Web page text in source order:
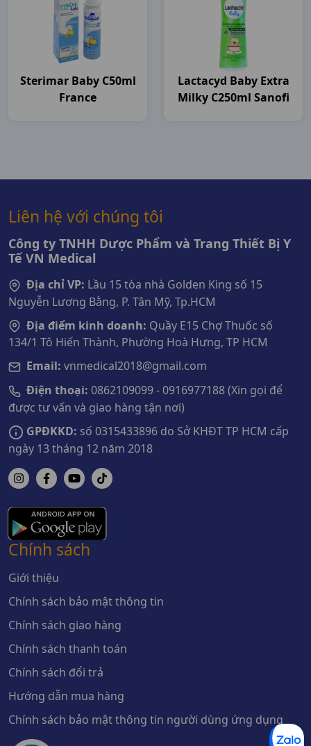
Sterimar Baby C50ml
France
Lactacyd Baby Extra
Milky C250ml Sanofi
Liên hệ với chúng tôi
Công ty TNHH Dược Phẩm và Trang Thiết Bị Y
Tế VN Medical
Địa chỉ VP: Lầu 15 tòa nhà Golden King số 15
Nguyễn Lương Bằng, P. Tân Mỹ, Tp.HCM
Địa điểm kinh doanh: Quầy E15 Chợ Thuốc số
134/1 Tô Hiến Thành, Phường Hoà Hưng, TP HCM
Email: vnmedical2018@gmail.com
Điện thoại: 0862109099 - 0916977188 (Xin gọi để
được tư vấn và giao hàng tận nơi)
GPĐKKD: số 0315433896 do Sở KHĐT TP HCM cấp
ngày 13 tháng 12 năm 2018
Chính sách
Giới thiệu
Chính sách bảo mật thông tin
Chính sách giao hàng
Chính sách thanh toán
Chính sách đổi trả
Hướng dẫn mua hàng
Chính sách bảo mật thông tin người dùng ứng dụng